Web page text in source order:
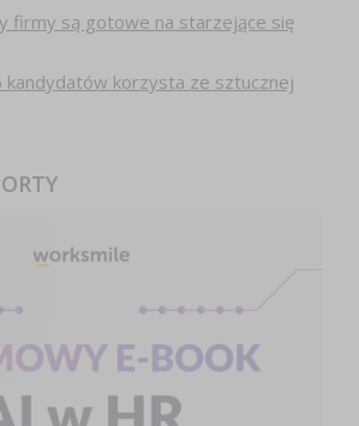
firmy są gotowe na starzejące się
kandydatów korzysta ze sztucznej